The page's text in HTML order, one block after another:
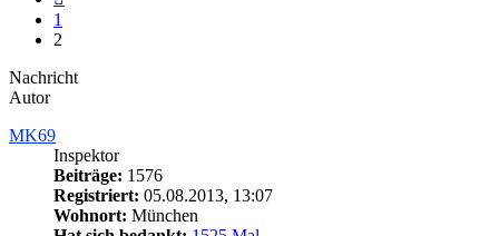
1
2
Nachricht
Autor
MK69
Inspektor
Beiträge: 1576
Registriert: 05.08.2013, 13:07
Wohnort: München